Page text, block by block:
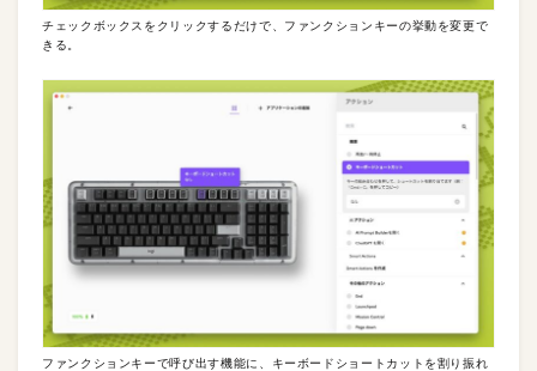
チェックボックスをクリックするだけで、ファンクションキーの挙動を変更で
きる。
ファンクションキーで呼び出す機能に、キーボードショートカットを割り振れ